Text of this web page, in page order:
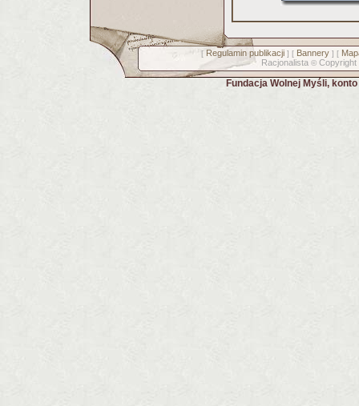
[ Regulamin publikacji] [ Bannery] [
Racjonalista © Copyright
Fundacja Wolnej Myśli,